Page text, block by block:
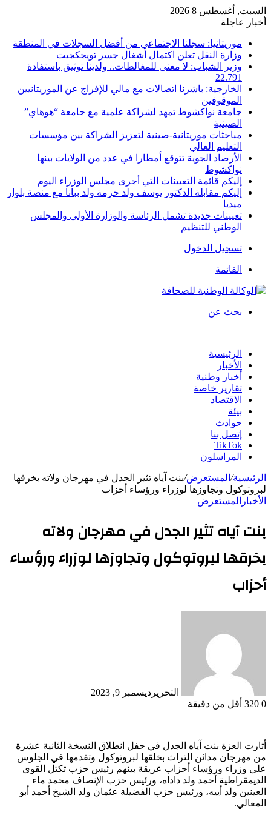
السبت, أغسطس 8 2026
أخبار عاجلة
موريتانيا: سجلنا الاجتماعي من أفضل السجلات في المنطقة
وزارة النقل تعلن اكتمال أشغال جسر تويجكجيت
وزير الشباب: لا معنى للمغالطات.. ولدينا توثيق باستفادة
22.791
الخارجية: باشرنا اتصالات مع مالي للإفراج عن الموريتانيين
الموقوفين
جامعة نواكشوط تمهد لشراكة علمية مع جامعة “هوهاي”
الصينية
مباحثات موريتانية-صينية لتعزيز الشراكة بين مؤسسات
التعليم العالي
الأرصاد الجوية تتوقع أمطارا في عدد من الولايات بينها
نواكشوط
إليكم قائمة التعيينات التي أجرى مجلس الوزراء اليوم
إليكم مقابلة الدكتور يوسف ولد حرمة ولد ببانا مع منصة بلوار
ميديا
تعيينات جديدة تشمل الرئاسة والوزارة الأولى والمجلس
الوطني للتنظيم
تسجيل الدخول
القائمة
بحث عن
الرئيسية
الأخبار
أخبار وطنية
تقارير خاصة
الاقتصاد
بيئة
حوادث
إتصل بنا
TikTok
المراسلون
الرئيسية/ المستعرض/بنت آياه تثير الجدل في مهرجان ولاته بخرقها
لبروتوكول وتجاوزها لوزراء ورؤساء أحزاب
الأخبار المستعرض
بنت آياه تثير الجدل في مهرجان ولاته
بخرقها لبروتوكول وتجاوزها لوزراء ورؤساء
أحزاب
التحرير ديسمبر 9, 2023
0
أقل من دقيقة
أثارت العزة بنت آياه الجدل في حفل انطلاق النسخة الثانية عشرة
من مهرجان مدائن التراث بخلقها لبروتوكول وتقدمها في الجلوس
على وزراء ورؤساء أحزاب عريقة بينهم رئيس حزب تكتل القوى
الديمقراطية أحمد ولد داداه، ورئيس حزب الإنصاف محمد ماء
العينين ولد أييه، ورئيس حزب الفضيلة عثمان ولد الشيخ أحمد أبو
المعالي.